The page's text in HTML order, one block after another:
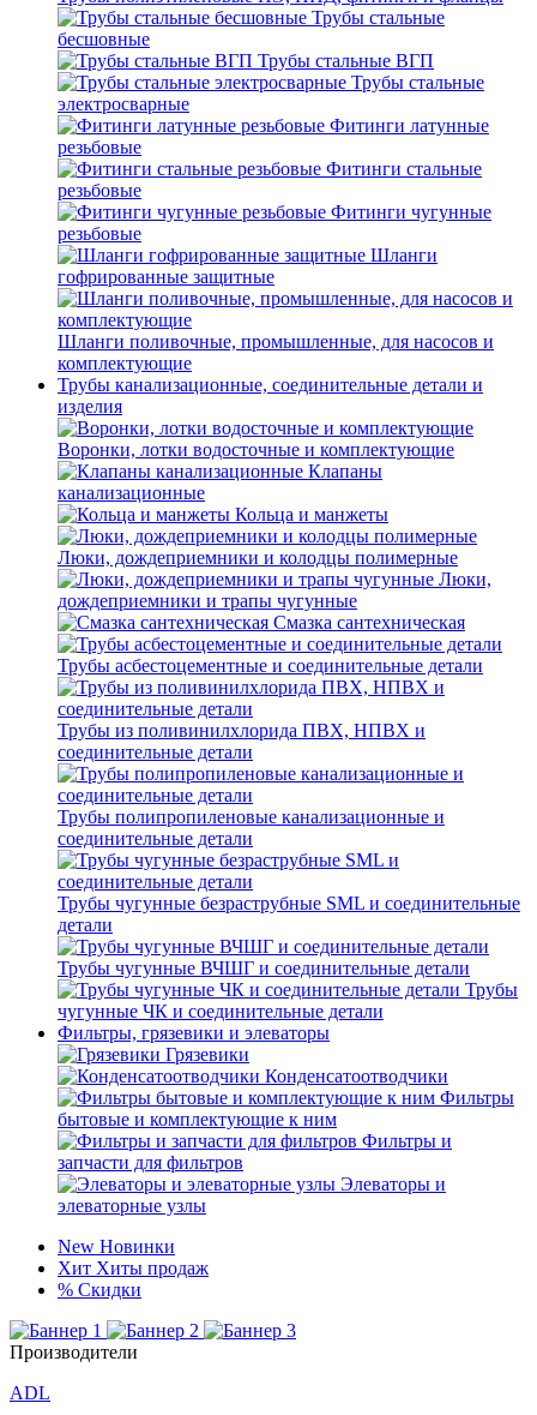
Трубы стальные
бесшовные
Трубы стальные ВГП
Трубы стальные
электросварные
Фитинги латунные
резьбовые
Фитинги стальные
резьбовые
Фитинги чугунные
резьбовые
Шланги
гофрированные защитные
Шланги поливочные, промышленные, для насосов и
комплектующие
Трубы канализационные, соединительные детали и
изделия
Воронки, лотки водосточные и комплектующие
Клапаны
канализационные
Кольца и манжеты
Люки, дождеприемники и колодцы полимерные
Люки,
дождеприемники и трапы чугунные
Смазка сантехническая
Трубы асбестоцементные и соединительные детали
Трубы из поливинилхлорида ПВХ, НПВХ и
соединительные детали
Трубы полипропиленовые канализационные и
соединительные детали
Трубы чугунные безраструбные SML и соединительные
детали
Трубы чугунные ВЧШГ и соединительные детали
Трубы
чугунные ЧК и соединительные детали
Фильтры, грязевики и элеваторы
Грязевики
Конденсатоотводчики
Фильтры
бытовые и комплектующие к ним
Фильтры и
запчасти для фильтров
Элеваторы и
элеваторные узлы
New Новинки
Хит Хиты продаж
% Скидки
Производители
ADL